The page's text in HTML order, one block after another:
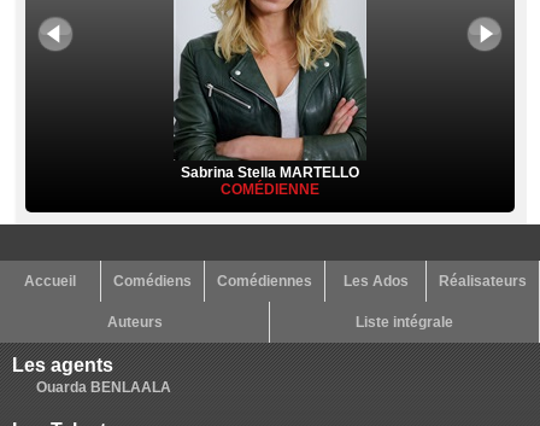
Sabrina Stella MARTELLO
COMÉDIENNE
Accueil Comédiens Comédiennes Les Ados Réalisateurs
Auteurs Liste intégrale
Les agents
Ouarda BENLAALA